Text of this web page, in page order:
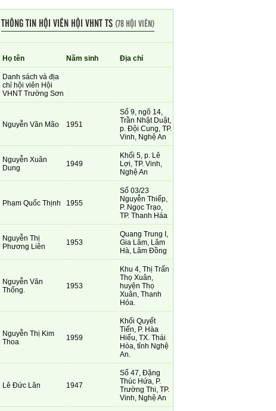
THÔNG TIN HỘI VIÊN HỘI VHNT TS(78 HỘI VIÊN)
Họ tên Năm sinh Địa chỉ
Danh sách và địa
chỉ hội viên Hội
VHNT Trường Sơn
Nguyễn Văn Mão 1951
Số 9, ngõ 14,
Trần Nhật Duật,
p. Đội Cung, TP.
Vinh, Nghệ An
Nguyễn Xuân
Dung
1949
Khối 5, p. Lê
Lợi, TP. Vinh,
Nghệ An
Phạm Quốc Thịnh 1955
Số 03/23
Nguyễn Thiếp,
P. Ngọc Trạo,
TP. Thanh Háa
Nguyễn Thị
Phương Liên
1953
Quang Trung I,
Gia Lâm, Lâm
Hà, Lâm Đồng
Nguyễn Văn
Thống.
1953
Khu 4, Thị Trấn
Thọ Xuân,
huyện Thọ
Xuân, Thanh
Hóa.
Nguyễn Thị Kim
Thoa
1959
Khối Quyết
Tiến, P. Hàa
Hiếu, TX. Thái
Hòa, tỉnh Nghệ
An.
Lê Đức Lân 1947
Số 47, Đặng
Thúc Hứa, P.
Trường Thi, TP.
Vinh, Nghệ An